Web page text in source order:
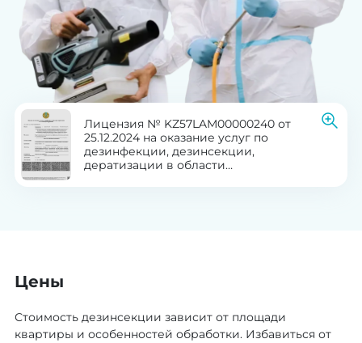
Лицензия № KZ57LAM00000240 от
25.12.2024 на оказание услуг по
дезинфекции, дезинсекции,
дератизации в области
Цены
Стоимость дезинсекции зависит от площади
квартиры и особенностей обработки. Избавиться от